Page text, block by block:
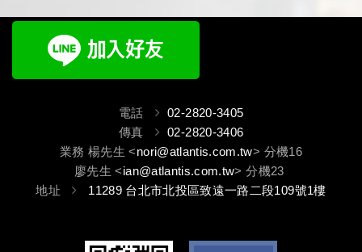
電話
02-2820-3405
傳真
02-2820-3406
業務 楊先生 <nori@atlantis.com.tw> 分機16
廖先生 <ian@atlantis.com.tw> 分機23
地址
11289 台北市北投區致遠一路二段109號1樓